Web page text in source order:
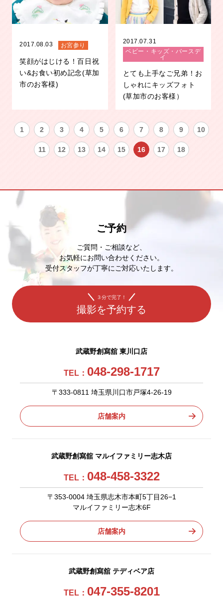
2017.08.03 お宮参り
笑顔がはじける！百日祝
い&お食い初め記念(草加
市のお客様)
2017.07.31
ベビー・キッズ・バースデ
イ
とても上手なご兄弟！お
しゃれにキッズフォト
(草加市のお客様）
1 2 3 4 5 6 7 8 9 10
11 12 13 14 15 16 17 18
ご予約
ご質問・ご相談など、
お気軽にお問い合わせください。
受付スタッフが丁寧にご対応いたします。
３分で完了！
撮影を予約する
武蔵野創寫舘 東川口店
TEL： 048-298-1717
〒333-0811 埼玉県川口市戸塚4-26-19
店舗案内
武蔵野創寫舘 マルイファミリー志木店
TEL： 048-458-3322
〒353-0004 埼玉県志木市本町5丁目26−1
マルイファミリー志木6F
店舗案内
武蔵野創寫舘 テディベア店
TEL： 047-355-8201